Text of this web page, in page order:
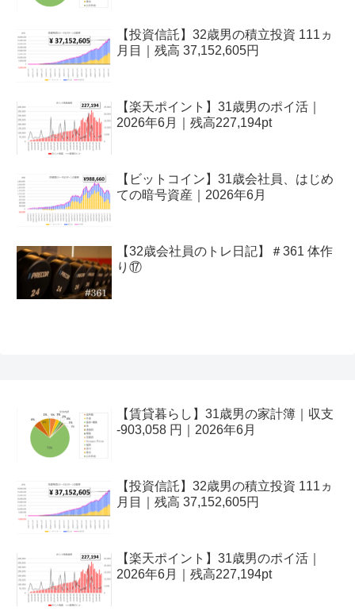
【投資信託】32歳男の積立投資 111ヵ
月目｜残高 37,152,605円
【楽天ポイント】31歳男のポイ活｜
2026年6月｜残高227,194pt
【ビットコイン】31歳会社員、はじめ
ての暗号資産｜2026年6月
【32歳会社員のトレ日記】＃361 体作
り⑰
【賃貸暮らし】31歳男の家計簿｜収支
-903,058 円｜2026年6月
【投資信託】32歳男の積立投資 111ヵ
月目｜残高 37,152,605円
【楽天ポイント】31歳男のポイ活｜
2026年6月｜残高227,194pt